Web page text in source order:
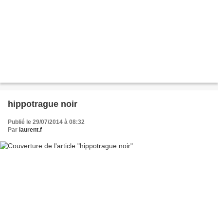
hippotrague noir
Publié le 29/07/2014 à 08:32
Par laurent.f